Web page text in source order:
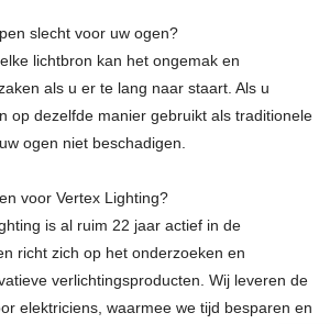
slecht voor uw ogen?
lichtbron kan het ongemak en
als u er te lang naar staart. Als u
op dezelfde manier gebruikt als traditionele
ogen niet beschadigen.
voor Vertex Lighting?
is al ruim 22 jaar actief in de
richt zich op het onderzoeken en
verlichtingsproducten. Wij leveren de
elektriciens, waarmee we tijd besparen en